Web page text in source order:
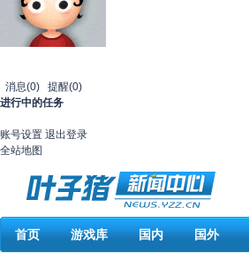
消息(0) 提醒(0)
进行中的任务
账号设置 退出登录
全站地图
首页 游戏库 国内 国外